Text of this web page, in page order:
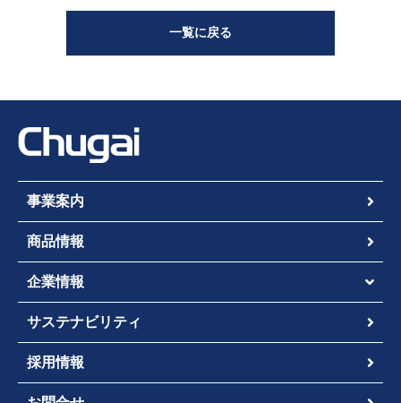
一覧に戻る
事業案内
商品情報
企業情報
サステナビリティ
採用情報